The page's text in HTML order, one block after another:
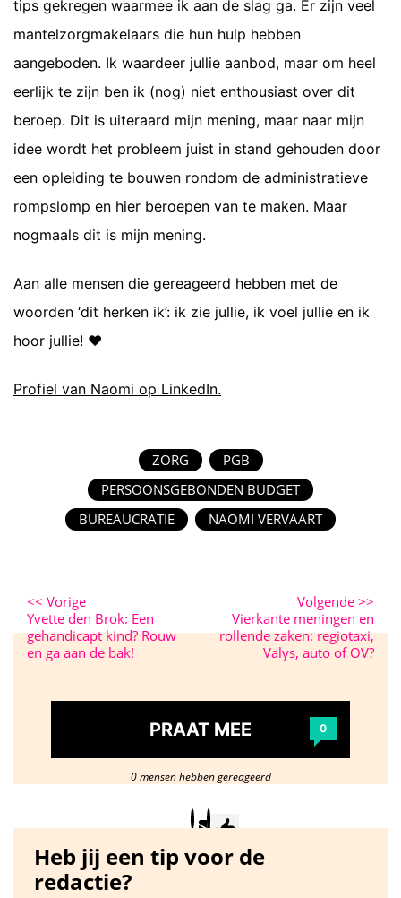
tips gekregen waarmee ik aan de slag ga. Er zijn veel
mantelzorgmakelaars die hun hulp hebben
aangeboden. Ik waardeer jullie aanbod, maar om heel
eerlijk te zijn ben ik (nog) niet enthousiast over dit
beroep. Dit is uiteraard mijn mening, maar naar mijn
idee wordt het probleem juist in stand gehouden door
een opleiding te bouwen rondom de administratieve
rompslomp en hier beroepen van te maken. Maar
nogmaals dit is mijn mening.
Aan alle mensen die gereageerd hebben met de
woorden ‘dit herken ik’: ik zie jullie, ik voel jullie en ik
hoor jullie! ❤️
Profiel van Naomi op LinkedIn.
ZORG
PGB
PERSOONSGEBONDEN BUDGET
BUREAUCRATIE
NAOMI VERVAART
<< Vorige
Yvette den Brok: Een
gehandicapt kind? Rouw
en ga aan de bak!
Volgende >>
Vierkante meningen en
rollende zaken: regiotaxi,
Valys, auto of OV?
PRAAT MEE 0
0 mensen hebben gereageerd
Heb jij een tip voor de
redactie?